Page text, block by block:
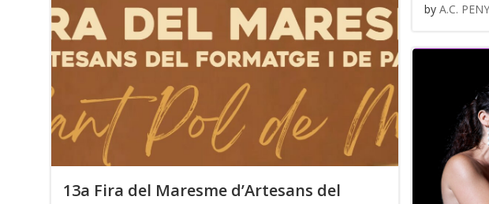
by A.C.
13a Fira del Maresme d’Artesans del